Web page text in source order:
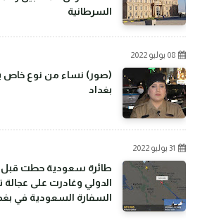
السرطانية
08 يوليو 2022
(صور) نساء من نوع خاص
بغداد
31 يوليو 2022
طائرة سعودية حطت قبل
الدولي وغادرت على
السفارة السعودية في